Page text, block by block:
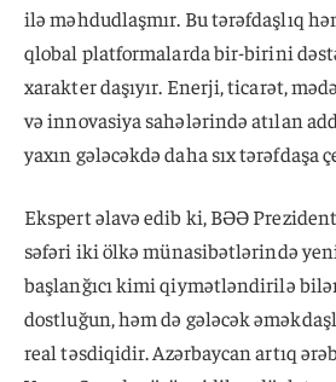
ilə məhdudlaşmır. Bu tərəfdaşlıq
qlobal platformalarda bir-birini
xarakter daşıyır. Enerji, ticarət,
və innovasiya sahələrində atılan
yaxın gələcəkdə daha sıx tərəfdaşa
Ekspert əlavə edib ki, BƏƏ
səfəri iki ölkə münasibətlərində
başlanğıcı kimi qiymətləndirilə
dostluğun, həm də gələcək
real təsdiqidir. Azərbaycan artıq